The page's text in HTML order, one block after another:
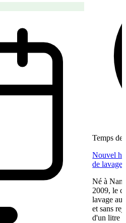
Temps de
Nouvel
de lavage
Né à
2009, le
lavage
et sans
d'un litre